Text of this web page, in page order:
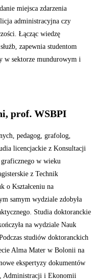
miejsca zdarzenia
administracyjna czy
Łącząc wiedzę
zapewnia studentom
w sektorze mundurowym i
prof. WSBPI
pedagog, grafolog,
licencjackie z Konsultacji
w wieku
z Technik
o Kształceniu na
samym wydziale zdobyła
Studia doktoranckie
na wydziale Nauk
studiów doktoranckich
Alma Mater w Bolonii na
ekspertyzy dokumentów
Administracji i Ekonomii